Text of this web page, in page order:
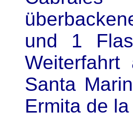
und 1
Santa
Ermita de